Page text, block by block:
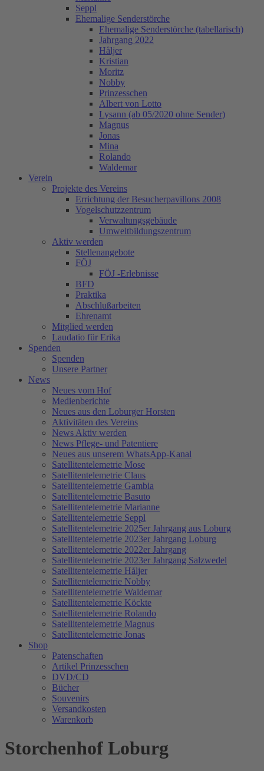
Seppl
Ehemalige Senderstörche
Ehemalige Senderstörche (tabellarisch)
Jahrgang 2022
Håljer
Kristian
Moritz
Nobby
Prinzesschen
Albert von Lotto
Lysann (ab 05/2020 ohne Sender)
Magnus
Jonas
Mina
Rolando
Waldemar
Verein
Projekte des Vereins
Errichtung der Besucherpavillons 2008
Vogelschutzzentrum
Verwaltungsgebäude
Umweltbildungszentrum
Aktiv werden
Stellenangebote
FÖJ
FÖJ -Erlebnisse
BFD
Praktika
Abschlußarbeiten
Ehrenamt
Mitglied werden
Laudatio für Erika
Spenden
Spenden
Unsere Partner
News
Neues vom Hof
Medienberichte
Neues aus den Loburger Horsten
Aktivitäten des Vereins
News Aktiv werden
News Pflege- und Patentiere
Neues aus unserem WhatsApp-Kanal
Satellitentelemetrie Mose
Satellitentelemetrie Claus
Satellitentelemetrie Gambia
Satellitentelemetrie Basuto
Satellitentelemetrie Marianne
Satellitentelemetrie Seppl
Satellitentelemetrie 2025er Jahrgang aus Loburg
Satellitentelemetrie 2023er Jahrgang Loburg
Satellitentelemetrie 2022er Jahrgang
Satellitentelemetrie 2023er Jahrgang Salzwedel
Satellitentelemetrie Håljer
Satellitentelemetrie Nobby
Satellitentelemetrie Waldemar
Satellitentelemetrie Köckte
Satellitentelemetrie Rolando
Satellitentelemetrie Magnus
Satellitentelemetrie Jonas
Shop
Patenschaften
Artikel Prinzesschen
DVD/CD
Bücher
Souvenirs
Versandkosten
Warenkorb
Storchenhof Loburg